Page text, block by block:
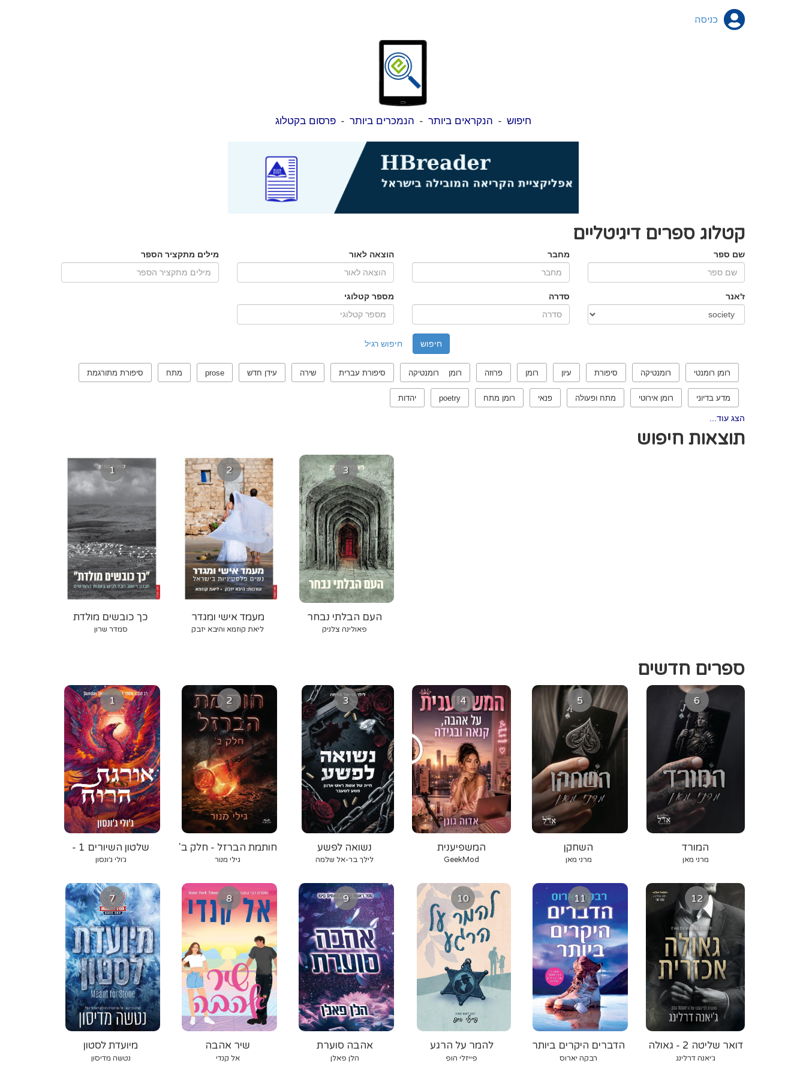
כניסה
חיפוש - הנקראים ביותר - הנמכרים ביותר -פרסום בקטלוג
קטלוג ספרים דיגיטליים
שם ספר מחבר הוצאה לאור מילים מתקציר הספר
ז'אנר סדרה מספר קטלוגי
חיפוש רגיל
רומן רומנטי רומנטיקה סיפורת עיון רומן פרוזה רומן רומנטיקה סיפורת עברית שירה עידן חדש prose מתח סיפורת מתורגמת
מדע בדיוני רומן אירוטי מתח ופעולה פנאי רומן מתח poetry יהדות
הצג עוד...
תוצאות חיפוש
1
כך כובשים מולדת
סמדר שרון
2
מעמד אישי ומגדר
ליאת קוזמא והיבא יזבק
3
העם הבלתי נבחר
פאולינה צלניק
ספרים חדשים
1
שלטון השיורים 1 -
אורגת הרוח
ג׳ולי ג׳ונסון
2
חותמת הברזל - חלק ב'
גילי מנור
3
נשואה לפשע
לילך בר-אל שלמה
4
המשפיענית
GeekMod
5
השחקן
מרני מאן
6
המורד
מרני מאן
7
מיועדת לסטון
נטשה מדיסון
8
שיר אהבה
אל קנדי
9
אהבה סוערת
הלן פאלן
10
להמר על הרגע
פייזלי הופ
11
הדברים היקרים ביותר
רבקה יארוס
12
דואר שליטה 2 - גאולה
אכזרית
ג׳יאנה דרלינג